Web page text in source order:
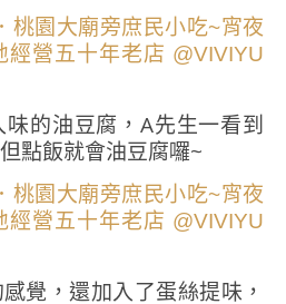
的油豆腐，A先生一看到
點飯就會油豆腐囉~
覺，還加入了蛋絲提味，